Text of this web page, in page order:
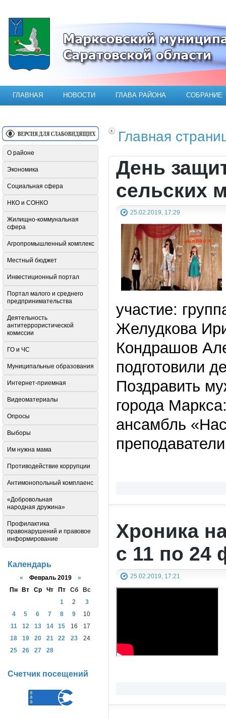
Официальный сайт Марксовского
ГЛАВНАЯ НОВОСТИ ГЛАВА РАЙОНА СОБРАНИЕ
Главная
День
сельских
25.02.2019, 17:29
участие:
Желудкова
Кондрашов
подготовили
Поздравить
города
ансамбль
Хроника
с 11 по 24
25.02.2019, 17:21
О районе
Экономика
Социальная сфера
НКО и СОНКО
Жилищно-коммунальная
сфера
Агропромышленный комплекс
Местный бюджет
Инвестиционный портал
Портал малого и среднего
предпринимательства
Деятельность
антитеррористической
комиссии
ГО и ЧС
Муниципальные образования
Интернет-приемная
Видеоматериалы
Опросы
Выборы
Им нужна мама
Противодействие коррупции
Антимонопольный комплаенс
«Добровольная
народная дружина»
Профилактика
правонарушений и правовое
информирование
Календарь
« Февраль 2019 »
Пн
Вт Ср Чт Пт Сб
Вс
1
2
3
4
5 6 7 8 9
10
11
12 13 14 15 16
17
18
19 20 21 22 23
24
25
26 27 28
Счетчик посещений